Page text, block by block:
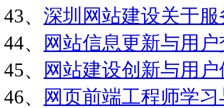
43、 深圳网站建设关于
44、
网站信息更新与用
45、
网站建设创新与用
46、
网页前端工程师学